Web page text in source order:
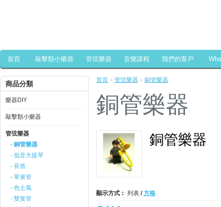
首頁 敲擊類小樂器 管弦樂器 音樂課程 我們的客戶
商品分類
樂器DIY
敲擊類小樂器
管弦樂器
- 銅管樂器
- 低音大提琴
- 長笛
- 單簧管
- 色士風
- 雙簧管
首頁 » 管弦樂器 » 銅管樂器
銅管樂器
銅管樂器
顯示方式︰ 列表 / 方格